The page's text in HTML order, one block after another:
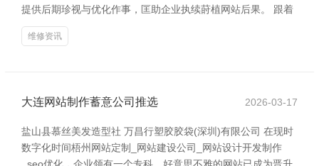
提供后期珍视与优化作事，匡助企业执续莳植网站后果。 跟着
维修资讯
大连网站制作蓄意公司推选 2026-03-17
盐山县慕丝美发造型社 万昌行塑胶胶袋(深圳)有限公司 在现时
数字化时间梧州网站定制_网站建设公司_网站设计开发制作